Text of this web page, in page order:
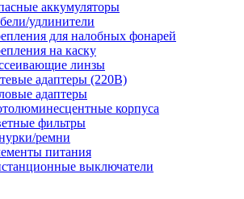
аккумуляторы
удлинители
для налобных фонарей
на каску
линзы
адаптеры (220В)
адаптеры
корпуса
фильтры
ремни
питания
выключатели